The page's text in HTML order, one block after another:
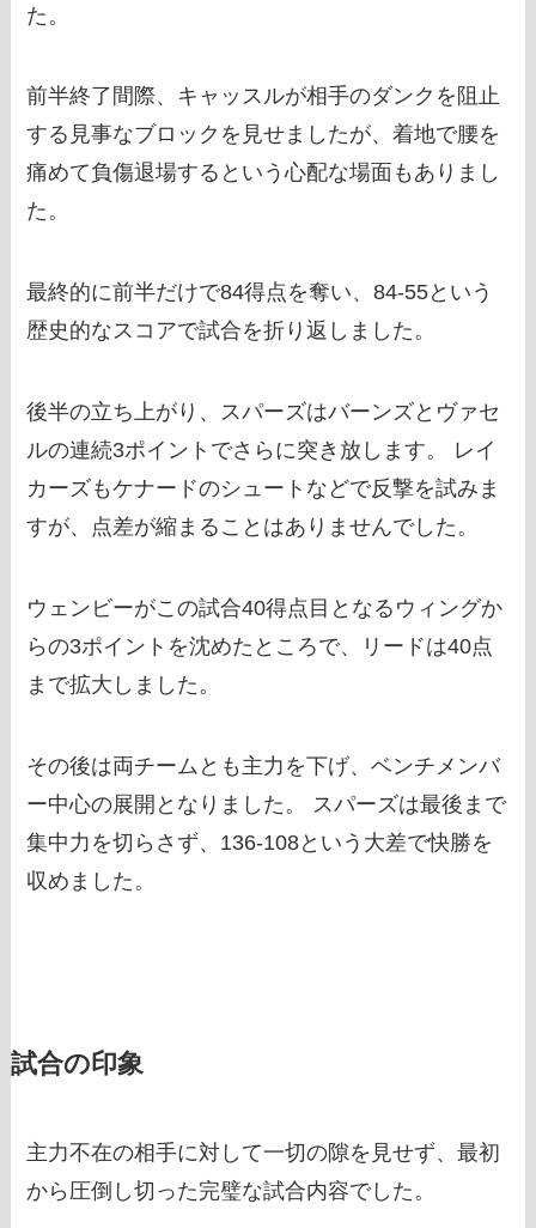
た。
前半終了間際、キャッスルが相手のダンクを阻止
する見事なブロックを見せましたが、着地で腰を
痛めて負傷退場するという心配な場面もありまし
た。
最終的に前半だけで84得点を奪い、84-55という
歴史的なスコアで試合を折り返しました。
後半の立ち上がり、スパーズはバーンズとヴァセ
ルの連続3ポイントでさらに突き放します。 レイ
カーズもケナードのシュートなどで反撃を試みま
すが、点差が縮まることはありませんでした。
ウェンビーがこの試合40得点目となるウィングか
らの3ポイントを沈めたところで、リードは40点
まで拡大しました。
その後は両チームとも主力を下げ、ベンチメンバ
ー中心の展開となりました。 スパーズは最後まで
集中力を切らさず、136-108という大差で快勝を
収めました。
試合の印象
主力不在の相手に対して一切の隙を見せず、最初
から圧倒し切った完璧な試合内容でした。